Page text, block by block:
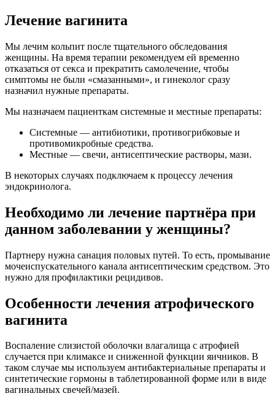
Лечение вагинита
Мы лечим кольпит после тщательного обследования
женщины. На время терапии рекомендуем ей временно
отказаться от секса и прекратить самолечение, чтобы
симптомы не были «смазанными», и гинеколог сразу
назначил нужные препараты.
Мы назначаем пациенткам системные и местные препараты:
Системные — антибиотики, противогрибковые и
противомикробные средства.
Местные — свечи, антисептические растворы, мази.
В некоторых случаях подключаем к процессу лечения
эндокринолога.
Необходимо ли лечение партнёра при
данном заболевании у женщины?
Партнеру нужна санация половых путей. То есть, промывание
мочеиспускательного канала антисептическим средством. Это
нужно для профилактики рецидивов.
Особенности лечения атрофического
вагинита
Воспаление слизистой оболочки влагалища с атрофией
случается при климаксе и сниженной функции яичников. В
таком случае мы используем антибактериальные препараты и
синтетические гормоны в таблетированной форме или в виде
вагинальных свечей/мазей.